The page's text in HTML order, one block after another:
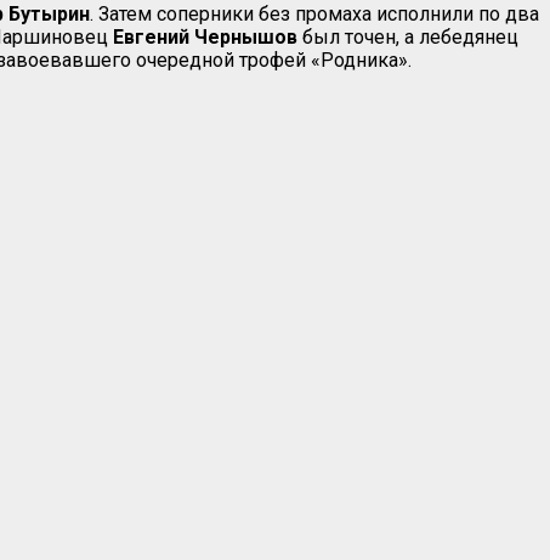
Бутырин. Затем соперники без промаха исполнили по два
Евгений Чернышов был точен, а лебедянец
очередной трофей «Родника».